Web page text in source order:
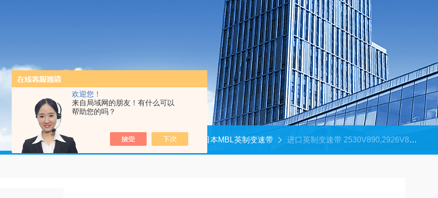
欢迎您！
来自局域网的朋友！有什么可以
帮助您的吗？
首页 产品中心 日本MBL英制变速带 进口英制变速带 2530V890,2926V834,3236V528,4430V560,4830V970